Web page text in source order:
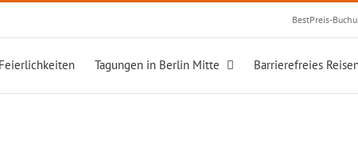
BestPreis-
Tagungen in Berlin Mitte Barrierefreies